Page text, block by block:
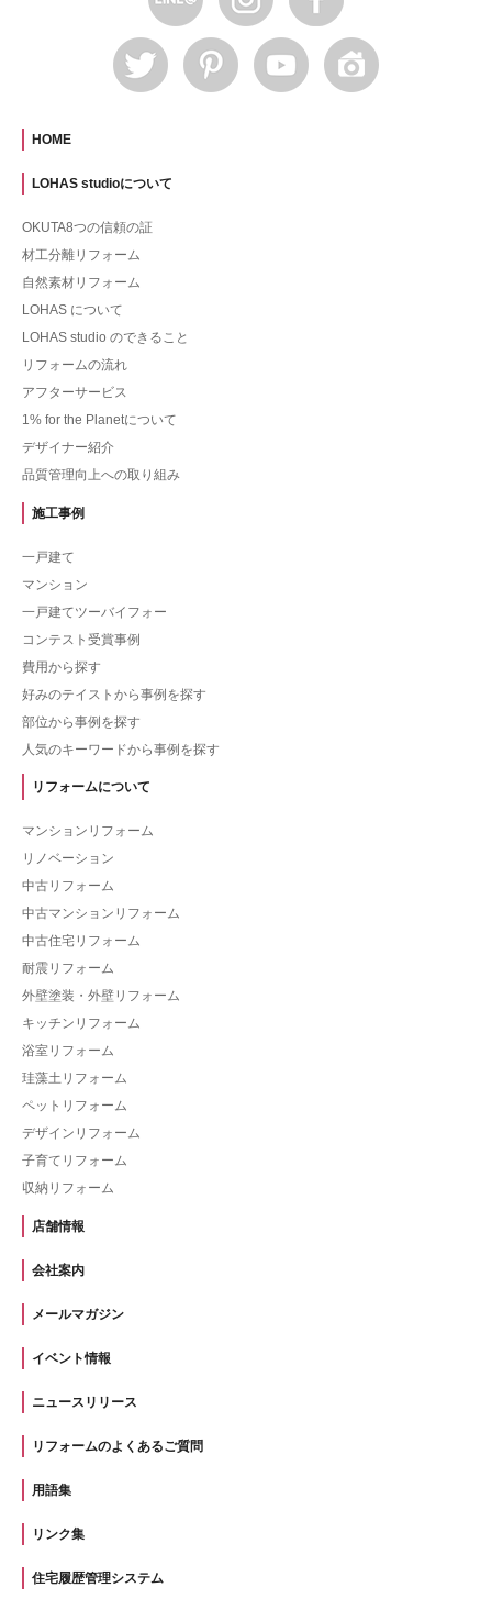
HOME
LOHAS studioについて
OKUTA8つの信頼の証
材工分離リフォーム
自然素材リフォーム
LOHAS について
LOHAS studio のできること
リフォームの流れ
アフターサービス
1% for the Planetについて
デザイナー紹介
品質管理向上への取り組み
施工事例
一戸建て
マンション
一戸建てツーバイフォー
コンテスト受賞事例
費用から探す
好みのテイストから事例を探す
部位から事例を探す
人気のキーワードから事例を探す
リフォームについて
マンションリフォーム
リノベーション
中古リフォーム
中古マンションリフォーム
中古住宅リフォーム
耐震リフォーム
外壁塗装・外壁リフォーム
キッチンリフォーム
浴室リフォーム
珪藻土リフォーム
ペットリフォーム
デザインリフォーム
子育てリフォーム
収納リフォーム
店舗情報
会社案内
メールマガジン
イベント情報
ニュースリリース
リフォームのよくあるご質問
用語集
リンク集
住宅履歴管理システム